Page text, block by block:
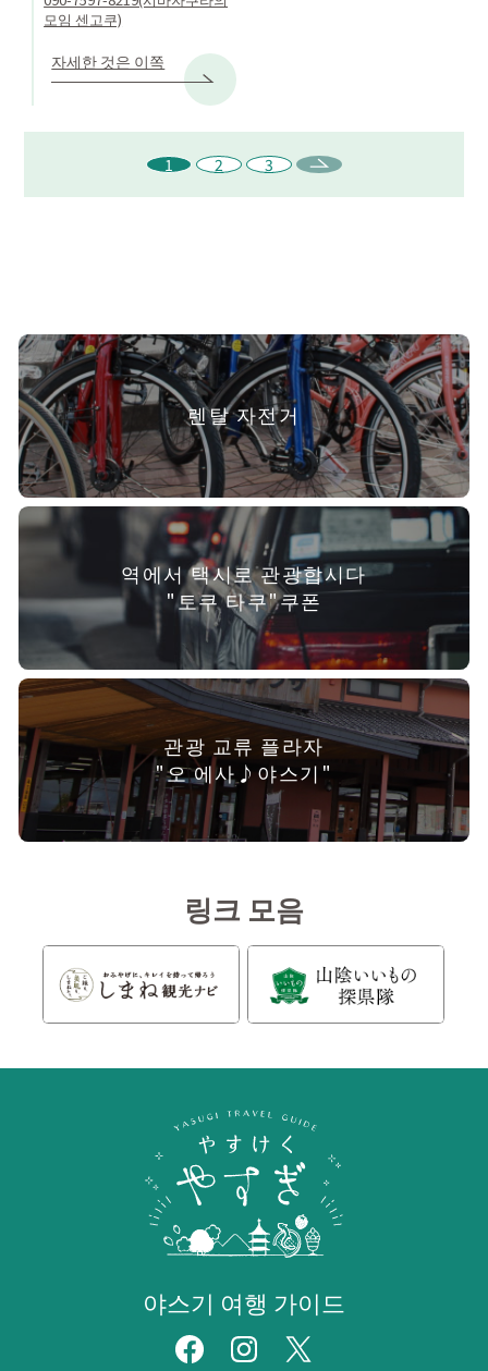
모임 센고쿠)
자세한 것은 이쪽
1 2 3
렌탈 자전거
역에서 택시로 관광합시다
"토쿠 타쿠"쿠폰
관광 교류 플라자
"오 에사♪야스기"
링크 모음
야스기 여행 가이드